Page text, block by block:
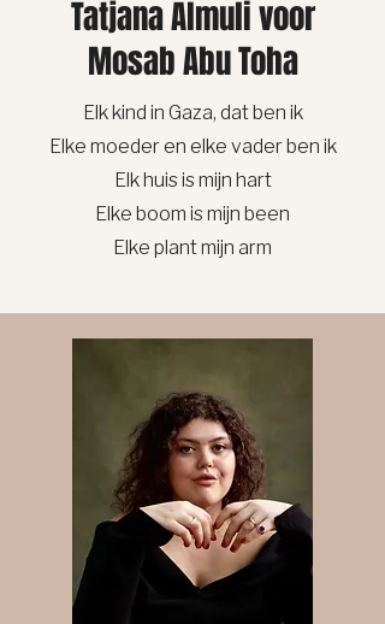
Tatjana Almuli voor
Mosab Abu Toha
Elk kind in Gaza, dat ben ik
Elke moeder en elke vader ben ik
Elk huis is mijn hart
Elke boom is mijn been
Elke plant mijn arm